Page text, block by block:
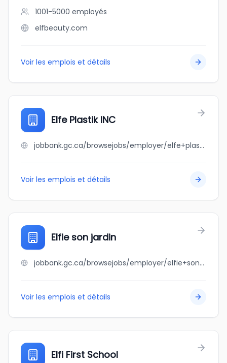
1001-5000 employés
elfbeauty.com
Voir les emplois et détails
Elfe Plastik INC
jobbank.gc.ca/browsejobs/employer/elfe+plastik+inc/ca
Voir les emplois et détails
Elfie son jardin
jobbank.gc.ca/browsejobs/employer/elfie+son+jardin/ca
Voir les emplois et détails
Elfi First School